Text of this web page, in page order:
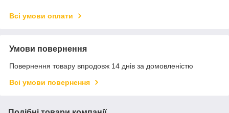
Всі умови оплати
Умови повернення
Повернення товару впродовж 14 днів за домовленістю
Всі умови повернення